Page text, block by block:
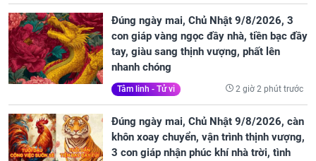
Đúng ngày mai, Chủ Nhật 9/8/2026, 3
con giáp vàng ngọc đầy nhà, tiền bạc đầy
tay, giàu sang thịnh vượng, phất lên
nhanh chóng
Tâm linh - Tử vi 2 giờ 2 phút trước
Đúng ngày mai, Chủ Nhật 9/8/2026, càn
khôn xoay chuyển, vận trình thịnh vượng,
3 con giáp nhận phúc khí nhà trời, tình